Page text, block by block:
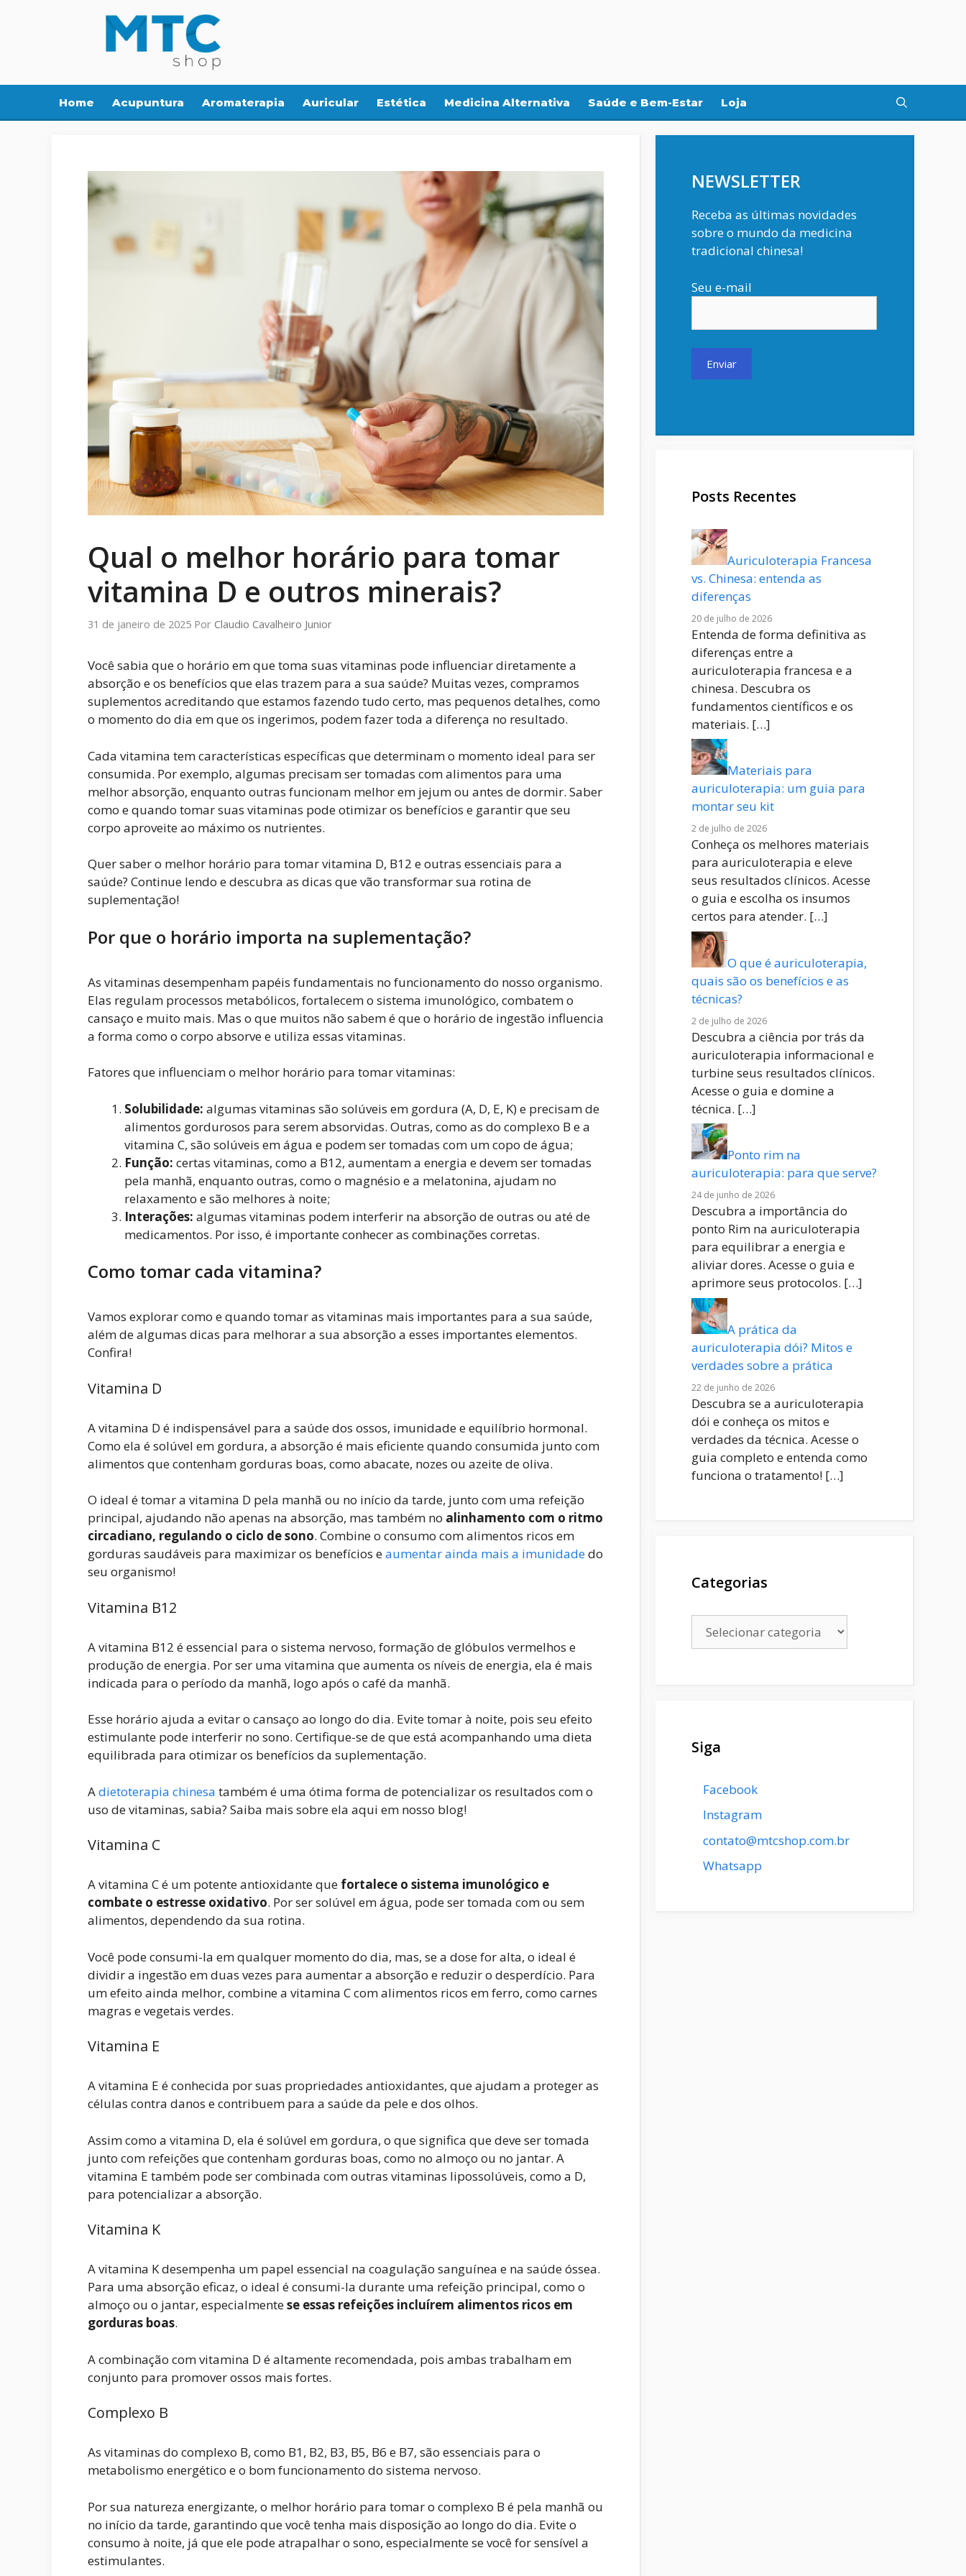
Home Acupuntura Aromaterapia Auricular Estética Medicina Alternativa Saúde e Bem-Estar Loja
Qual o melhor horário para tomar
vitamina D e outros minerais?
31 de janeiro de 2025 Por Claudio Cavalheiro Junior
Você sabia que o horário em que toma suas vitaminas pode influenciar diretamente a
absorção e os benefícios que elas trazem para a sua saúde? Muitas vezes, compramos
suplementos acreditando que estamos fazendo tudo certo, mas pequenos detalhes, como
o momento do dia em que os ingerimos, podem fazer toda a diferença no resultado.
Cada vitamina tem características específicas que determinam o momento ideal para ser
consumida. Por exemplo, algumas precisam ser tomadas com alimentos para uma
melhor absorção, enquanto outras funcionam melhor em jejum ou antes de dormir. Saber
como e quando tomar suas vitaminas pode otimizar os benefícios e garantir que seu
corpo aproveite ao máximo os nutrientes.
Quer saber o melhor horário para tomar vitamina D, B12 e outras essenciais para a
saúde? Continue lendo e descubra as dicas que vão transformar sua rotina de
suplementação!
Por que o horário importa na suplementação?
As vitaminas desempenham papéis fundamentais no funcionamento do nosso organismo.
Elas regulam processos metabólicos, fortalecem o sistema imunológico, combatem o
cansaço e muito mais. Mas o que muitos não sabem é que o horário de ingestão influencia
a forma como o corpo absorve e utiliza essas vitaminas.
Fatores que influenciam o melhor horário para tomar vitaminas:
Solubilidade: algumas vitaminas são solúveis em gordura (A, D, E, K) e precisam de
alimentos gordurosos para serem absorvidas. Outras, como as do complexo B e a
vitamina C, são solúveis em água e podem ser tomadas com um copo de água;
Função: certas vitaminas, como a B12, aumentam a energia e devem ser tomadas
pela manhã, enquanto outras, como o magnésio e a melatonina, ajudam no
relaxamento e são melhores à noite;
Interações: algumas vitaminas podem interferir na absorção de outras ou até de
medicamentos. Por isso, é importante conhecer as combinações corretas.
Como tomar cada vitamina?
Vamos explorar como e quando tomar as vitaminas mais importantes para a sua saúde,
além de algumas dicas para melhorar a sua absorção a esses importantes elementos.
Confira!
Vitamina D
A vitamina D é indispensável para a saúde dos ossos, imunidade e equilíbrio hormonal.
Como ela é solúvel em gordura, a absorção é mais eficiente quando consumida junto com
alimentos que contenham gorduras boas, como abacate, nozes ou azeite de oliva.
O ideal é tomar a vitamina D pela manhã ou no início da tarde, junto com uma refeição
principal, ajudando não apenas na absorção, mas também no alinhamento com o ritmo
circadiano, regulando o ciclo de sono. Combine o consumo com alimentos ricos em
gorduras saudáveis para maximizar os benefícios eaumentar ainda mais a imunidadedo
seu organismo!
Vitamina B12
A vitamina B12 é essencial para o sistema nervoso, formação de glóbulos vermelhos e
produção de energia. Por ser uma vitamina que aumenta os níveis de energia, ela é mais
indicada para o período da manhã, logo após o café da manhã.
Esse horário ajuda a evitar o cansaço ao longo do dia. Evite tomar à noite, pois seu efeito
estimulante pode interferir no sono. Certifique-se de que está acompanhando uma dieta
equilibrada para otimizar os benefícios da suplementação.
Adietoterapia chinesa também é uma ótima forma de potencializar os resultados com o
uso de vitaminas, sabia? Saiba mais sobre ela aqui em nosso blog!
Vitamina C
A vitamina C é um potente antioxidante que fortalece o sistema imunológico e
combate o estresse oxidativo. Por ser solúvel em água, pode ser tomada com ou sem
alimentos, dependendo da sua rotina.
Você pode consumi-la em qualquer momento do dia, mas, se a dose for alta, o ideal é
dividir a ingestão em duas vezes para aumentar a absorção e reduzir o desperdício. Para
um efeito ainda melhor, combine a vitamina C com alimentos ricos em ferro, como carnes
magras e vegetais verdes.
Vitamina E
A vitamina E é conhecida por suas propriedades antioxidantes, que ajudam a proteger as
células contra danos e contribuem para a saúde da pele e dos olhos.
Assim como a vitamina D, ela é solúvel em gordura, o que significa que deve ser tomada
junto com refeições que contenham gorduras boas, como no almoço ou no jantar. A
vitamina E também pode ser combinada com outras vitaminas lipossolúveis, como a D,
para potencializar a absorção.
Vitamina K
A vitamina K desempenha um papel essencial na coagulação sanguínea e na saúde óssea.
Para uma absorção eficaz, o ideal é consumi-la durante uma refeição principal, como o
almoço ou o jantar, especialmentese essas refeições incluírem alimentos ricos em
gorduras boas.
A combinação com vitamina D é altamente recomendada, pois ambas trabalham em
conjunto para promover ossos mais fortes.
Complexo B
As vitaminas do complexo B, como B1, B2, B3, B5, B6 e B7, são essenciais para o
metabolismo energético e o bom funcionamento do sistema nervoso.
Por sua natureza energizante, o melhor horário para tomar o complexo B é pela manhã ou
no início da tarde, garantindo que você tenha mais disposição ao longo do dia. Evite o
consumo à noite, já que ele pode atrapalhar o sono, especialmente se você for sensível a
estimulantes.
NEWSLETTER
Receba as últimas novidades
sobre o mundo da medicina
tradicional chinesa!
Seu e-mail
Posts Recentes
Auriculoterapia Francesa
vs. Chinesa: entenda as
diferenças
20 de julho de 2026
Entenda de forma definitiva as
diferenças entre a
auriculoterapia francesa e a
chinesa. Descubra os
fundamentos científicos e os
materiais. […]
Materiais para
auriculoterapia: um guia para
montar seu kit
2 de julho de 2026
Conheça os melhores materiais
para auriculoterapia e eleve
seus resultados clínicos. Acesse
o guia e escolha os insumos
certos para atender. […]
O que é auriculoterapia,
quais são os benefícios e as
técnicas?
2 de julho de 2026
Descubra a ciência por trás da
auriculoterapia informacional e
turbine seus resultados clínicos.
Acesse o guia e domine a
técnica. […]
Ponto rim na
auriculoterapia: para que serve?
24 de junho de 2026
Descubra a importância do
ponto Rim na auriculoterapia
para equilibrar a energia e
aliviar dores. Acesse o guia e
aprimore seus protocolos. […]
A prática da
auriculoterapia dói? Mitos e
verdades sobre a prática
22 de junho de 2026
Descubra se a auriculoterapia
dói e conheça os mitos e
verdades da técnica. Acesse o
guia completo e entenda como
funciona o tratamento! […]
Categorias
Siga
Facebook
Instagram
contato@mtcshop.com.br
Whatsapp